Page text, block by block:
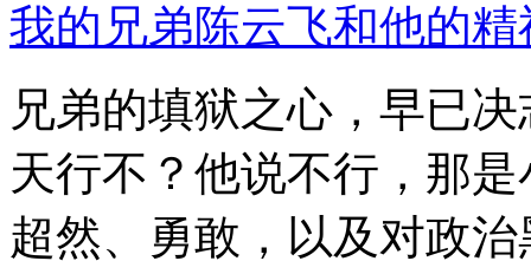
我的兄弟陈云飞和他的
兄弟的填狱之心，早已
天行不？他说不行，那
超然、勇敢，以及对政